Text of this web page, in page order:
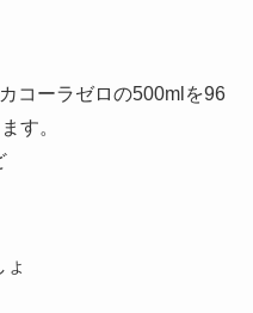
コーラゼロの500mlを96
す。